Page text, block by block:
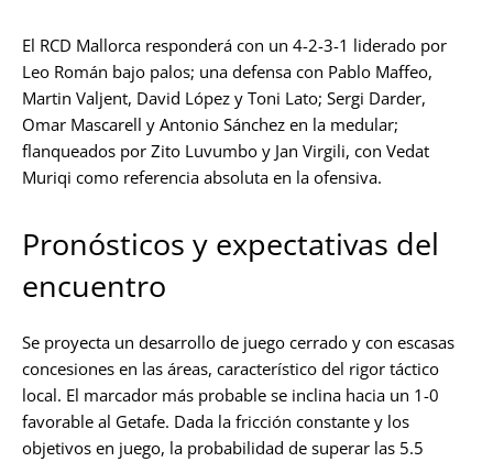
El RCD Mallorca responderá con un 4-2-3-1 liderado por
Leo Román bajo palos; una defensa con Pablo Maffeo,
Martin Valjent, David López y Toni Lato; Sergi Darder,
Omar Mascarell y Antonio Sánchez en la medular;
flanqueados por Zito Luvumbo y Jan Virgili, con Vedat
Muriqi como referencia absoluta en la ofensiva.
Pronósticos y expectativas del
encuentro
Se proyecta un desarrollo de juego cerrado y con escasas
concesiones en las áreas, característico del rigor táctico
local. El marcador más probable se inclina hacia un 1-0
favorable al Getafe. Dada la fricción constante y los
objetivos en juego, la probabilidad de superar las 5.5